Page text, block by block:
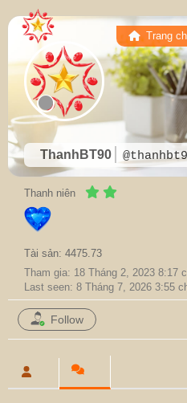
ThanhBT90
Trang
Thanh niên
Tài sản: 4475.73
Tham gia: 18 Tháng 2, 2023 8:17
Last seen: 8 Tháng 7, 2026 3:55
Follow